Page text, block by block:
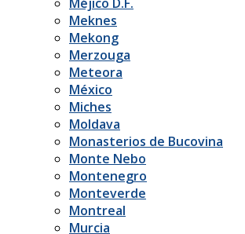
Meknes
Mekong
Merzouga
Meteora
México
Miches
Moldava
Monasterios de Bucovina
Monte Nebo
Montenegro
Monteverde
Montreal
Murcia